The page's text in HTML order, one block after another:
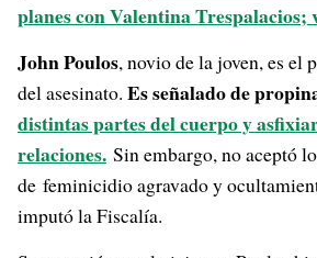
planes con Valentina Trespalacios;
John Poulos, novio de la joven, es el
del asesinato. Es señalado de
distintas partes del cuerpo y
relaciones. Sin embargo, no aceptó
de feminicidio agravado y
imputó la Fiscalía.